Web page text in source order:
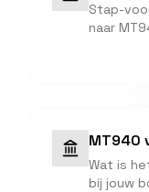
Stap-
naar
MT940
Wat is
bij jouw